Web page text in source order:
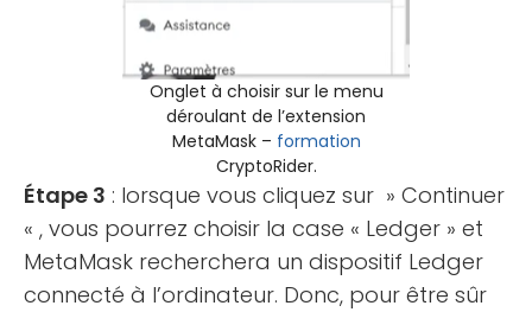
Onglet à choisir sur le menu
déroulant de l’extension
MetaMask – formation
CryptoRider.
Étape 3 : lorsque vous cliquez sur » Continuer
« , vous pourrez choisir la case « Ledger » et
MetaMask recherchera un dispositif Ledger
connecté à l’ordinateur. Donc, pour être sûr